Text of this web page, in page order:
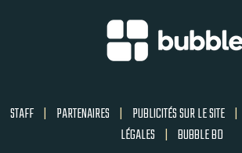
STAFF | PARTENAIRES | PUBLICITÉS SUR LE SITE |
LÉGALES | BUBBLE BD